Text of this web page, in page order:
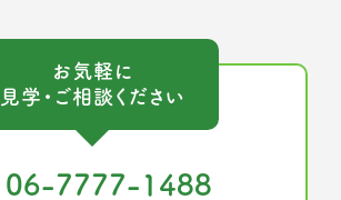
お気軽に
見学・ご相談ください
06-7777-1488